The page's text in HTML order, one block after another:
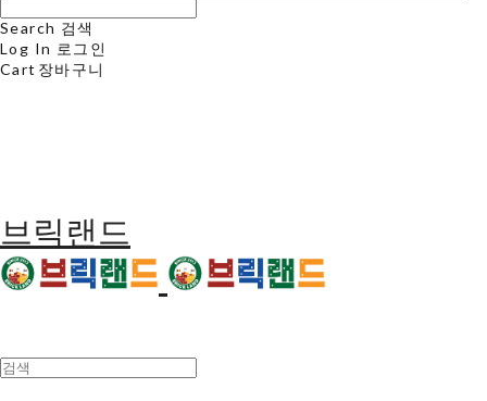
Search 검색
Log In 로그인
Cart 장바구니
브릭랜드